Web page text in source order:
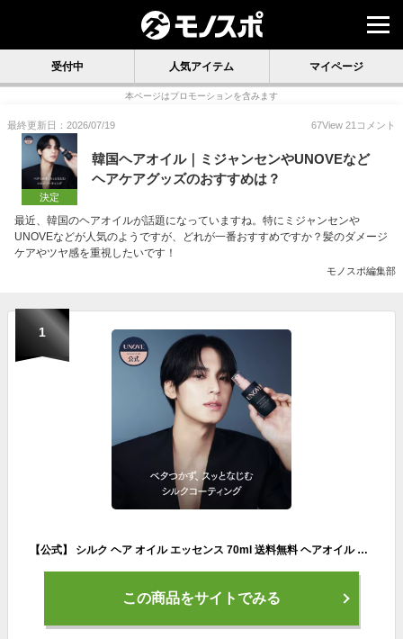
受付中 人気アイテム マイページ
本ページはプロモーションを含みます
最終更新日：2026/07/19 67View 21 コメント
決定
韓国ヘアオイル｜ミジャンセンやUNOVEなど
ヘアケアグッズのおすすめは？
最近、韓国のヘアオイルが話題になっていますね。特にミジャンセンや
UNOVEなどが人気のようですが、どれが一番おすすめですか？髪のダメージ
ケアやツヤ感を重視したいです！
モノスポ編集部
1
【公式】 シルク ヘア オイル エッセンス 70ml 送料無料 ヘアオイル ヘアエッセンス 韓国ヘアケア ヘアケア ダメージケア ダメージヘアケア アノブ UNOVE 韓国コスメ 洗い流さない スタイリングオイル
この商品をサイトでみる